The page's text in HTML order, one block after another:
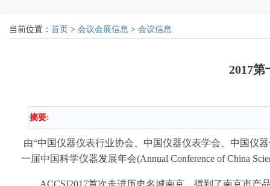
当前位置： 首页 > 会议会展信息 > 会议信息
2017
摘要:
由“中国仪器仪表行业协会、中国仪器仪表学会、中国仪
一届中国科学仪器发展年会(Annual Conference of China
ACCSI2017首次走进历史名城南京，得到了南京市产